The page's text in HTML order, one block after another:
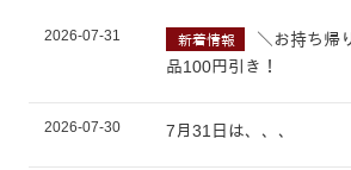
2026-07-31 新着情報
＼お持ち帰
品100円引き！
2026-07-30 7月31日は、、、